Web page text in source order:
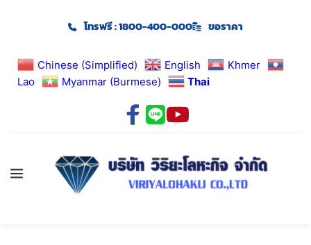
Chinese (Simplified) English
Khmer
Lao
Myanmar (Burmese) Thai
โทรฟรี : 1800-400-000 ขอราคา